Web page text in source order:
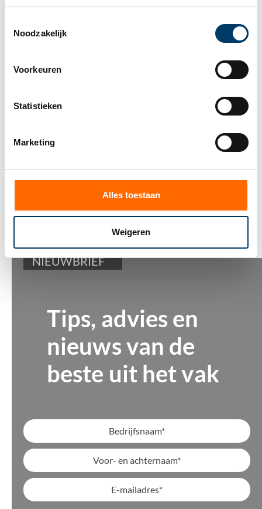
Noodzakelijk
Voorkeuren
Statistieken
Marketing
Alles toestaan
Weigeren
toezicht hierop nauwgezet volgen en zodra er
Indien u na het lezen van het bovenstaande vragen
heeft, neemt u dan gerust contact op met uw Govers
NIEUWBRIEF
Tips, advies en
nieuws van de
beste uit het vak